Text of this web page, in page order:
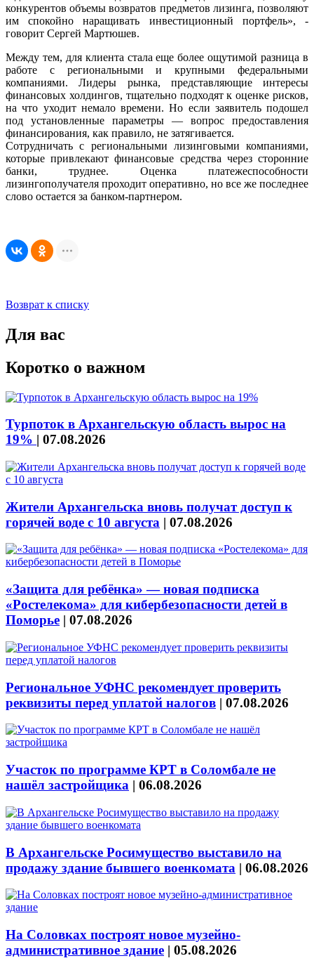
конкурентов объемы возвратов предметов лизинга, позволяют
им спокойно наращивать инвестиционный портфель», -
говорит Сергей Мартюшeв.
Между тем, для клиента стала еще более ощутимой разница в
работе с региональными и крупными федеральными
компаниями. Лидеры рынка, представляющие интересы
финансовых холдингов, тщательно подходят к оценке рисков,
на что уходит немало времени. Но если заявитель подошел
под установленные параметры — вопрос предоставления
финансирования, как правило, не затягивается.
Сотрудничать с региональными лизинговыми компаниями,
которые привлекают финансовые средства через сторонние
банки, труднее. Оценка платежеспособности
лизингополучателя проходит оперативно, но все же последнее
слово остается за банком-партнером.
Возврат к списку
Для вас
Коротко о важном
Турпоток в Архангельскую область вырос на
19% | 07.08.2026
Жители Архангельска вновь получат доступ к
горячей воде с 10 августа | 07.08.2026
«Защита для ребёнка» — новая подписка
«Ростелекома» для кибербезопасности детей в
Поморье | 07.08.2026
Региональное УФНС рекомендует проверить
реквизиты перед уплатой налогов | 07.08.2026
Участок по программе КРТ в Соломбале не
нашёл застройщика | 06.08.2026
В Архангельске Росимущество выставило на
продажу здание бывшего военкомата | 06.08.2026
На Соловках построят новое музейно-
административное здание | 05.08.2026